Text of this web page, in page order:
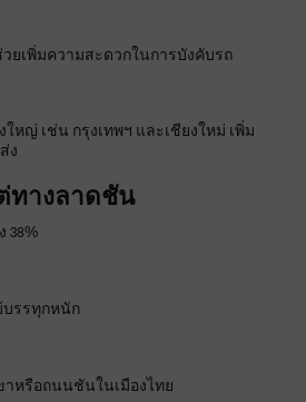
ยเพิ่มความสะดวกในการบังคับรถ
หญ่ เช่น กรุงเทพฯ และเชียงใหม่ เพิ่ม
ง
ทางลาดชัน
38%
บรรทุกหนัก
าหรือถนนชันในเมืองไทย